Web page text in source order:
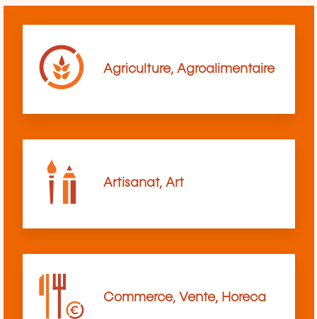
Agriculture, Agroalimentaire
Artisanat, Art
Commerce, Vente, Horeca